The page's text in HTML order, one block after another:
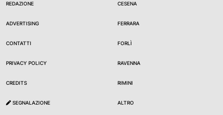
REDAZIONE
ADVERTISING
CONTATTI
PRIVACY POLICY
CREDITS
SEGNALAZIONE
CESENA
FERRARA
FORLÌ
RAVENNA
RIMINI
ALTRO